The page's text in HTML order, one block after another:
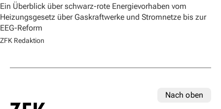
Ein Überblick über schwarz-rote Energievorhaben vom
Heizungsgesetz über Gaskraftwerke und Stromnetze bis zur
EEG-Reform
ZFK Redaktion
Nach oben